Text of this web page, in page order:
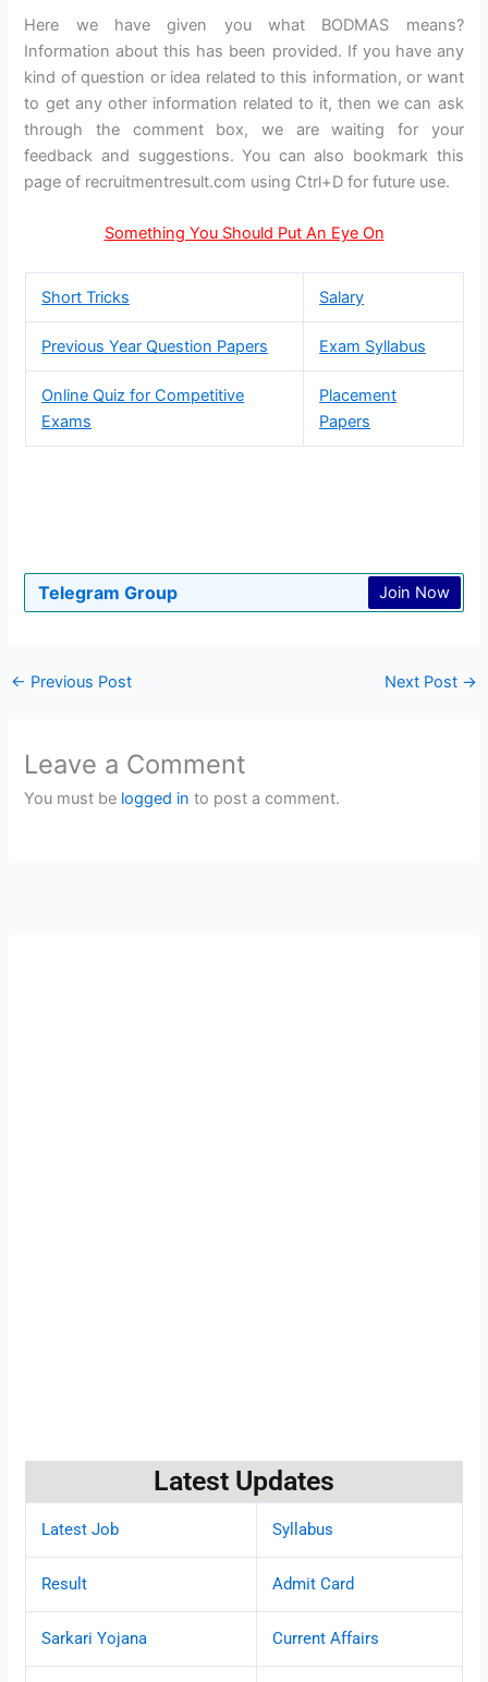
Here we have given you what BODMAS means?
Information about this has been provided. If you have any
kind of question or idea related to this information, or want
to get any other information related to it, then we can ask
through the comment box, we are waiting for your
feedback and suggestions. You can also bookmark this
page of recruitmentresult.com using Ctrl+D for future use.
Something You Should Put An Eye On
Short Tricks Salary
Previous Year Question Papers Exam Syllabus
Online Quiz for Competitive
Exams
Placement
Papers
Telegram Group Join Now
← Previous Post Next Post →
Leave a Comment
You must be logged in to post a comment.
Latest Updates
Latest Job Syllabus
Result Admit Card
Sarkari Yojana Current Affairs